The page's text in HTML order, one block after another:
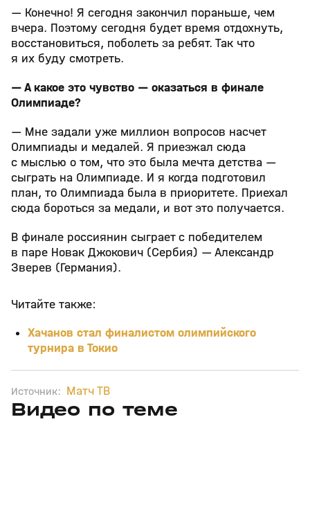
— Конечно! Я сегодня закончил пораньше, чем
вчера. Поэтому сегодня будет время отдохнуть,
восстановиться, поболеть за ребят. Так что
я их буду смотреть.
— А какое это чувство — оказаться в финале
Олимпиаде?
— Мне задали уже миллион вопросов насчет
Олимпиады и медалей. Я приезжал сюда
с мыслью о том, что это была мечта детства —
сыграть на Олимпиаде. И я когда подготовил
план, то Олимпиада была в приоритете. Приехал
сюда бороться за медали, и вот это получается.
В финале россиянин сыграет с победителем
в паре Новак Джокович (Сербия) — Александр
Зверев (Германия).
Читайте также:
Хачанов стал финалистом олимпийского
турнира в Токио
Источник: Матч ТВ
Видео по теме
11 июл, 16:17